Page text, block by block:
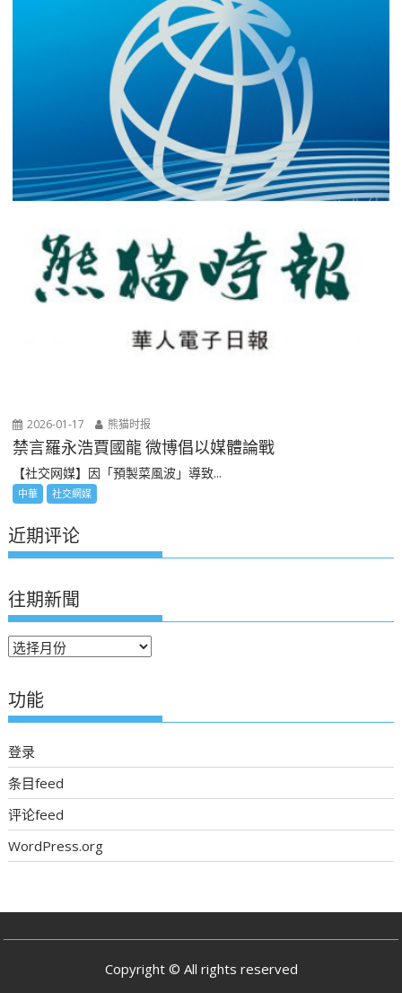
2026-01-17 熊猫时报
禁言羅永浩賈國龍 微博倡以媒體論戰
【社交网媒】因「預製菜風波」導致...
中華 社交網媒
近期评论
往期新聞
往
新
聞
功能
登录
条目feed
评论feed
WordPress.org
Copyright © All rights reserved